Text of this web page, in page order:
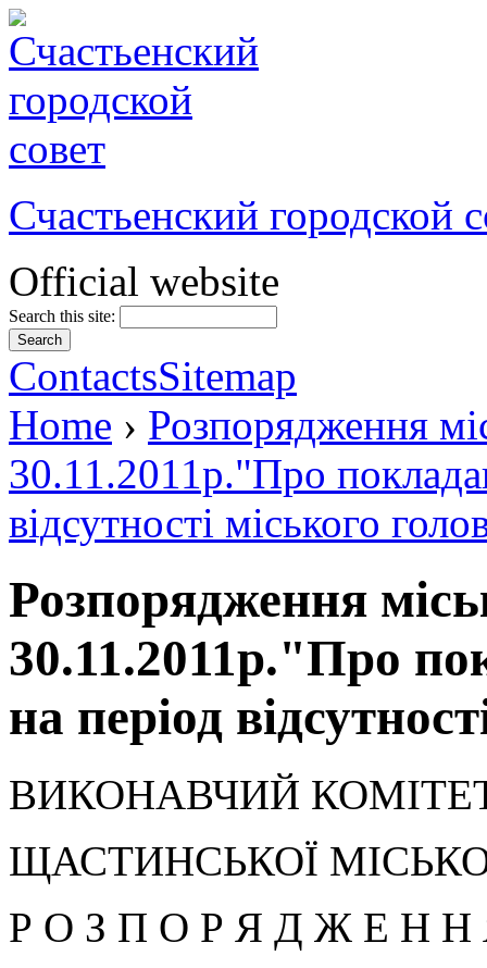
Счастьенский городской
Official website
Search this site:
ContactsSitemap
Home › Розпорядження
30.11.2011р."Про
відсутності міського
Розпорядження
30.11.2011р."Про
на період
ВИКОНАВЧИЙ
ЩАСТИНСЬКОЇ
Р О З П О Р Я Д Ж Е Н Н